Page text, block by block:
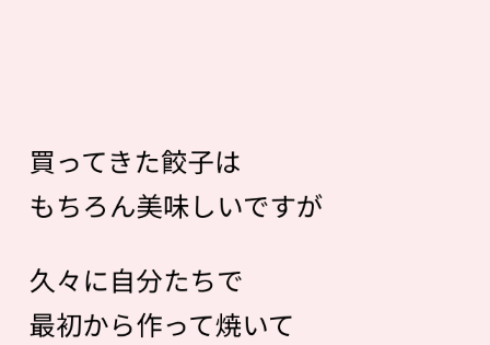
買ってきた餃子は
もちろん美味しいですが
久々に自分たちで
最初から作って焼いて